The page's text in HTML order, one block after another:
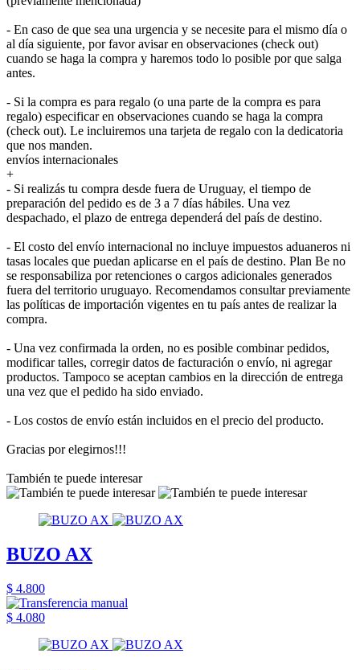
- En caso de que sea una urgencia y se necesite para el mismo día o
al día siguiente, por favor avisar en observaciones (check out)
cuando se haga la compra y haremos todo lo posible por que salga
antes.
- Si la compra es para regalo (o una parte de la compra es para
regalo) especificar en observaciones cuando se haga la compra
(check out). Le incluiremos una tarjeta de regalo con la dedicatoria
que nos manden.
envíos internacionales
+
- Si realizás tu compra desde fuera de Uruguay, el tiempo de
preparación del pedido es de 3 a 7 días hábiles. Una vez
despachado, el plazo de entrega dependerá del país de destino.
- El costo del envío internacional no incluye impuestos aduaneros ni
tasas locales que puedan aplicarse en el país de destino. Plan Be no
se responsabiliza por retenciones o cargos adicionales generados
fuera del territorio uruguayo. Recomendamos consultar previamente
las políticas de importación vigentes en tu país antes de realizar la
compra.
- Una vez confirmada la orden, no es posible combinar pedidos,
modificar talles, corregir datos de facturación o envío, ni agregar
productos. Tampoco se aceptan cambios en la dirección de entrega
una vez que el pedido ha sido enviado.
- Los costos de envío están incluidos en el precio del producto.
Gracias por elegirnos!!!
También te puede interesar
BUZO AX
$ 4.800
$ 4.080